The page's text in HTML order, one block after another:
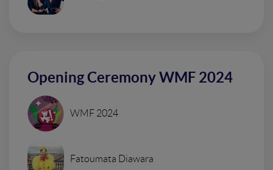
Opening Ceremony WMF 2024
WMF 2024
Fatoumata Diawara